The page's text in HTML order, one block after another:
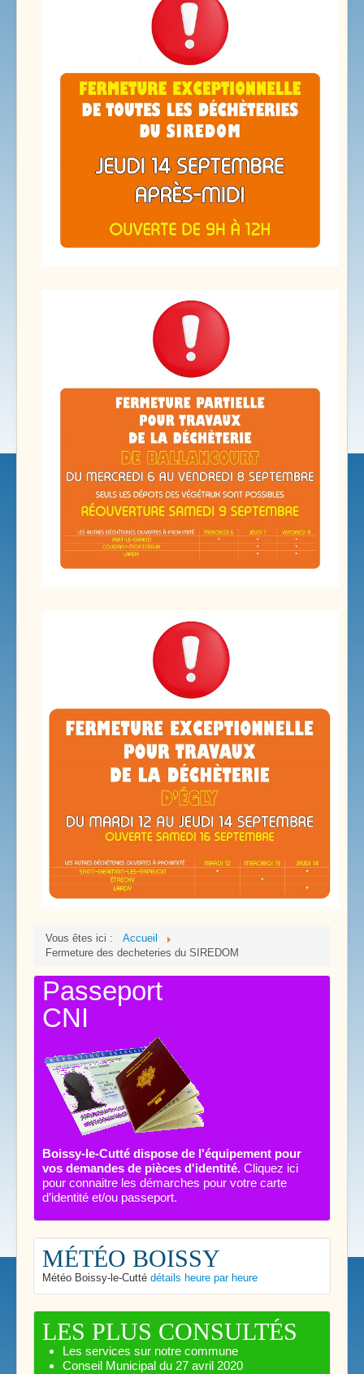
Vous êtes ici :
Accueil
Fermeture des decheteries du SIREDOM
Passeport
CNI
Boissy-le-Cutté dispose de l'équipement pour
vos demandes de pièces d'identité. Cliquez ici
pour connaitre les démarches pour votre carte
d’identité et/ou passeport.
MÉTÉO BOISSY
Météo Boissy-le-Cutté détails heure par heure
LES PLUS CONSULTÉS
Les services sur notre commune
Conseil Municipal du 27 avril 2020